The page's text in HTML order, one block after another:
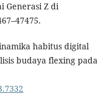
Generasi Z di
habitus digital
budaya flexing pada